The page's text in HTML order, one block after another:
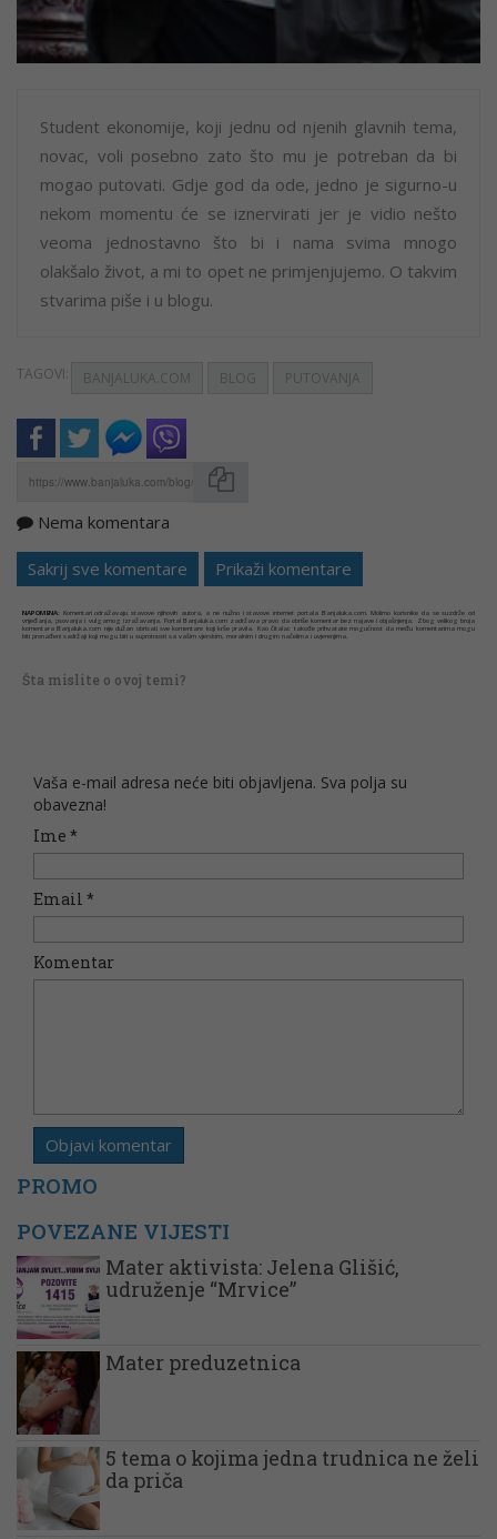
Student ekonomije, koji jednu od njenih glavnih tema,
novac, voli posebno zato što mu je potreban da bi
mogao putovati. Gdje god da ode, jedno je sigurno-u
nekom momentu će se iznervirati jer je vidio nešto
veoma jednostavno što bi i nama svima mnogo
olakšalo život, a mi to opet ne primjenjujemo. O takvim
stvarima piše i u blogu.
TAGOVI: BANJALUKA.COM BLOG PUTOVANJA
Nema komentara
Sakrij sve komentare Prikaži komentare
NAPOMENA: Komentari odražavaju stavove njihovih autora, a ne nužno i stavove internet portala Banjaluka.com. Molimo korisnike da se suzdrže od
vrijeđanja, psovanja i vulgarnog izražavanja. Portal Banjaluka.com zadržava pravo da obriše komentar bez najave i objašnjenja. Zbog velikog broja
komentara Banjaluka.com nije dužan obrisati sve komentare koji krše pravila. Kao čitalac takođe prihvatate mogućnost da među komentarima mogu
biti pronađeni sadržaji koji mogu biti u suprotnosti sa vašim vjerskim, moralnim i drugim načelima i uvjerenjima.
Šta mislite o ovoj temi?
Vaša e-mail adresa neće biti objavljena. Sva polja su
obavezna!
Ime *
Email *
Komentar
PROMO
POVEZANE VIJESTI
Mater aktivista: Jelena Glišić,
udruženje “Mrvice”
Mater preduzetnica
5 tema o kojima jedna trudnica ne želi
da priča